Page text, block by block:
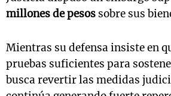
millones de pesos sobre sus
Mientras su defensa insiste en
pruebas suficientes para
busca revertir las medidas